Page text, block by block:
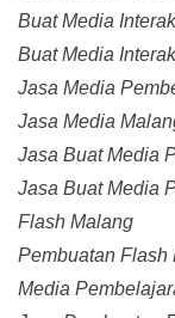
Buat Media
Buat Media
Jasa Media
Jasa Media
Jasa Buat Media
Jasa Buat Media
Flash Malang
Pembuatan Flash
Media